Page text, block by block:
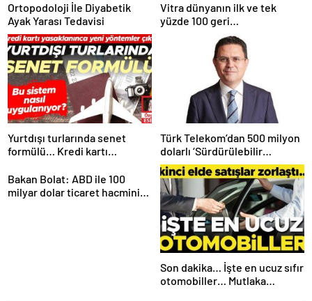
Ortopodoloji İle Diyabetik
Ayak Yarası Tedavisi
Vitra dünyanın ilk ve tek
yüzde 100 geri
dönüştürülmüş seramik
lavabosunu üretti: En çevreci
lavabo Türkiye’den
Yurtdışı turlarında senet
formülü… Kredi kartı
çıktı
Türk Telekom’dan 500 milyon
dolarlı ‘Sürdürülebilir
Eurobond’ ihracı
Bakan Bolat: ABD ile 100
milyar dolar ticaret hacmini
Son dakika… İşte en ucuz sıfır
otomobiller… Mutlaka